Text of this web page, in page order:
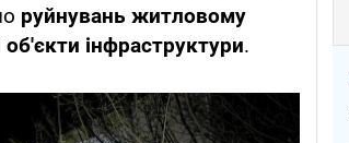
руйнувань житловому
інфраструктури.